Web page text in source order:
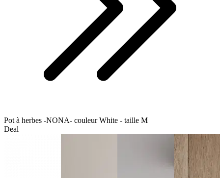
Pot à herbes -NONA- couleur White - taille M
Deal